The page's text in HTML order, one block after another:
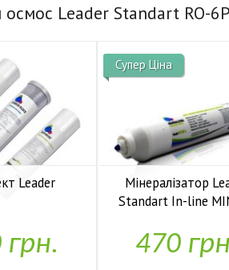
Leader Standart RO-
Leader
грн.
Супер Ціна
Мінералізатор
Standart In-line
У наявності
470